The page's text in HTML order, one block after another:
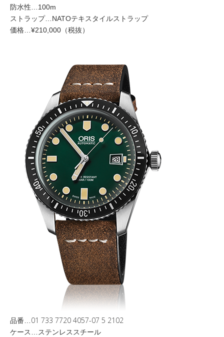
防水性…100m
ストラップ…NATOテキスタイルストラップ
価格…¥210,000（税抜）
品番… 01 733 7720 4057-07 5 2102
ケース…ステンレススチール